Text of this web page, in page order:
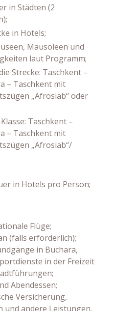
in Städten (2
in Hotels;
Mausoleen und
laut Programm;
Strecke: Taschkent –
– Taschkent mit
„Afrosiab“ oder
Taschkent –
– Taschkent mit
„Afrosiab“/
in Hotels pro Person;
Flüge;
(falls erforderlich);
in Buchara,
in der Freizeit
Abendessen;
Versicherung,
und andere Leistungen,